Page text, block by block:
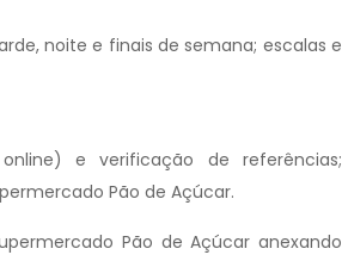
noite e finais de semana; escalas e
e verificação de referências;
Pão de Açúcar.
Pão de Açúcar anexando